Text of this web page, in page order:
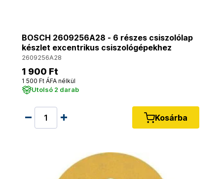
BOSCH 2609256A28 - 6 részes csiszolólap
készlet excentrikus csiszológépekhez
2609256A28
1 900 Ft
1 500 Ft ÁFA nélkül
Utolsó 2 darab
Kosárba